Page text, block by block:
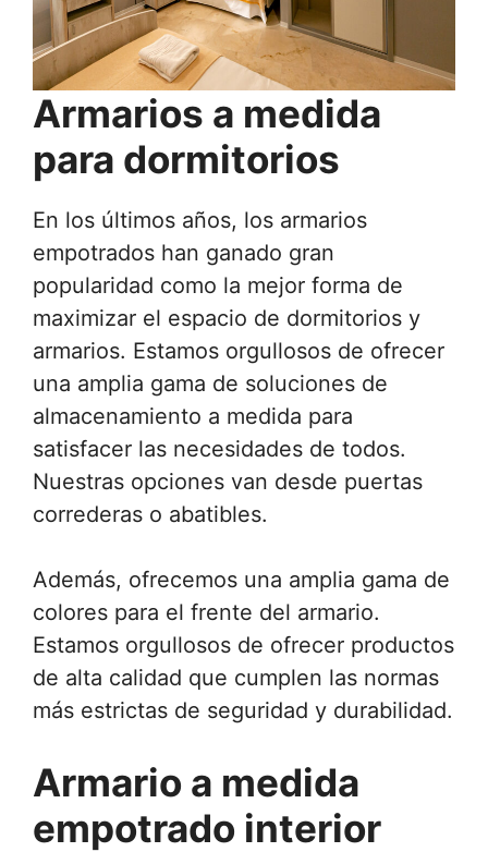
Armarios a medida
para dormitorios
En los últimos años, los armarios
empotrados han ganado gran
popularidad como la mejor forma de
maximizar el espacio de dormitorios y
armarios. Estamos orgullosos de ofrecer
una amplia gama de soluciones de
almacenamiento a medida para
satisfacer las necesidades de todos.
Nuestras opciones van desde puertas
correderas o abatibles.
Además, ofrecemos una amplia gama de
colores para el frente del armario.
Estamos orgullosos de ofrecer productos
de alta calidad que cumplen las normas
más estrictas de seguridad y durabilidad.
Armario a medida
empotrado interior